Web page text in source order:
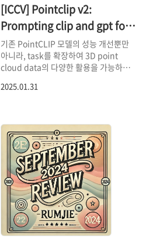
[ICCV] Pointclip v2:
Prompting clip and gpt for
powerful 3d open-world
learning
기존 PointCLIP 모델의 성능 개선뿐만
아니라, task를 확장하여 3D point
cloud data의 다양한 활용을 가능하게
PointCLIPv2입니다.[논문의
학습 능력을 향상3D classification,
part segmentation, object
detection 등 다양한 태스크에 적용
가능한 통합 프레임워크 제안1.
Introduction & Background CLIP과
LLM을 적절히 활용하여 통합된 3D
데이터를 활용해 open-world
understanding을 달성할 수 있을까?
[기존 PointCLIP의 문제점]Sparse
projection..
2025.01.31